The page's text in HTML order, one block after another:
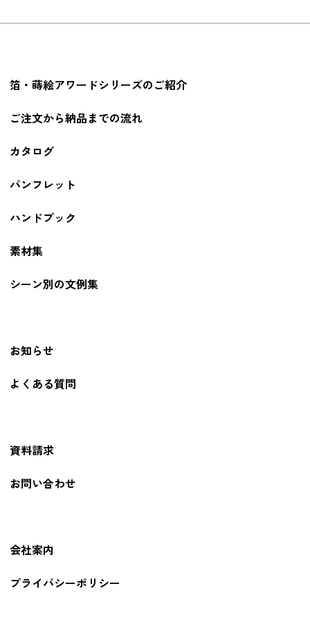
箔・蒔絵アワードシリーズのご紹介
ご注文から納品までの流れ
カタログ
パンフレット
ハンドブック
素材集
シーン別の文例集
お知らせ
よくある質問
資料請求
お問い合わせ
会社案内
プライバシーポリシー